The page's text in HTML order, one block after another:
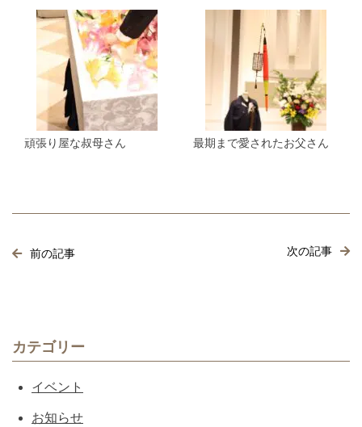
頑張り屋な叔母さん 最期まで愛されたお父さん
前の記事 次の記事
カテゴリー
イベント
お知らせ